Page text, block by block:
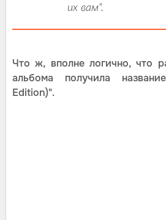
их вам".
Что ж, вполне логично, что
альбома получила
Edition)".